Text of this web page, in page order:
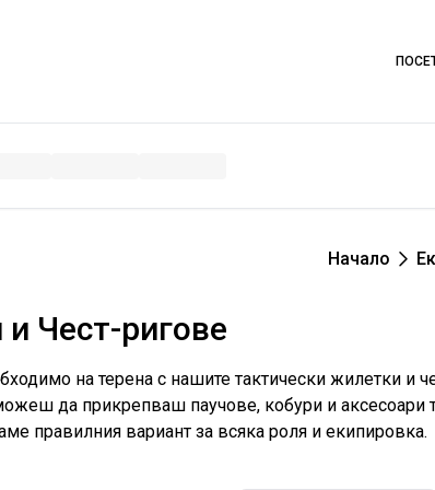
Начало
Чест-ригове
на терена с нашите тактически жилетки и
да прикрепваш паучове, кобури и аксесоари
правилния вариант за всяка роля и екипировка.